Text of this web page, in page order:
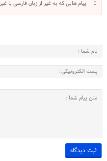
پیام هایی که به غیر از زبان فارسی یا